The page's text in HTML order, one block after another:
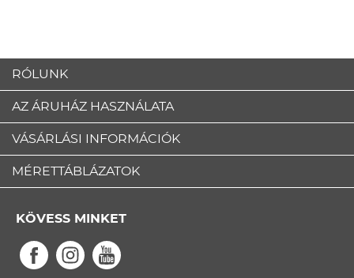
RÓLUNK
AZ ÁRUHÁZ HASZNÁLATA
VÁSÁRLÁSI INFORMÁCIÓK
MÉRETTÁBLÁZATOK
KÖVESS MINKET